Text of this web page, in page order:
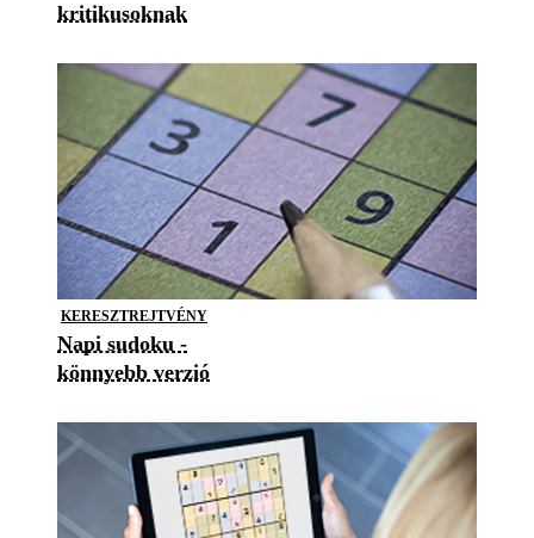
kritikusoknak
KERESZTREJTVÉNY
Napi sudoku -
könnyebb verzió